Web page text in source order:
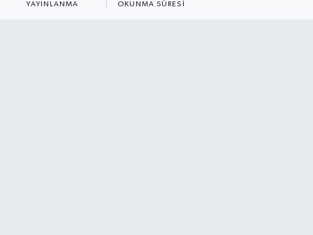
YAYINLANMA OKUNMA SÜRESI